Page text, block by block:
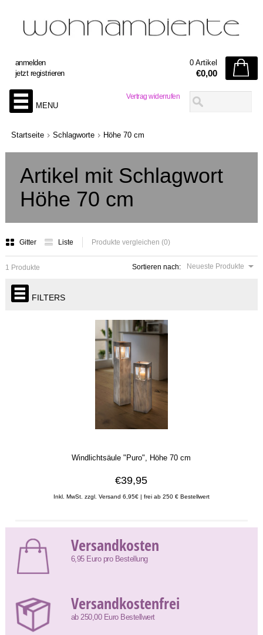
Vertrag widerrufen
anmelden
jetzt registrieren
0 Artikel
€0,00
MENU
Startseite Schlagworte Höhe 70 cm
Artikel mit Schlagwort
Höhe 70 cm
Gitter Liste Produkte vergleichen (0)
Sortieren nach: Neueste Produkte
1 Produkte
FILTERS
Windlichtsäule "Puro", Höhe 70 cm
€39,95
Inkl. MwSt. zzgl. Versand 6,95€ | frei ab 250 € Bestellwert
Versandkosten
6,95 Euro pro Bestellung
Versandkostenfrei
ab 250,00 Euro Bestellwert